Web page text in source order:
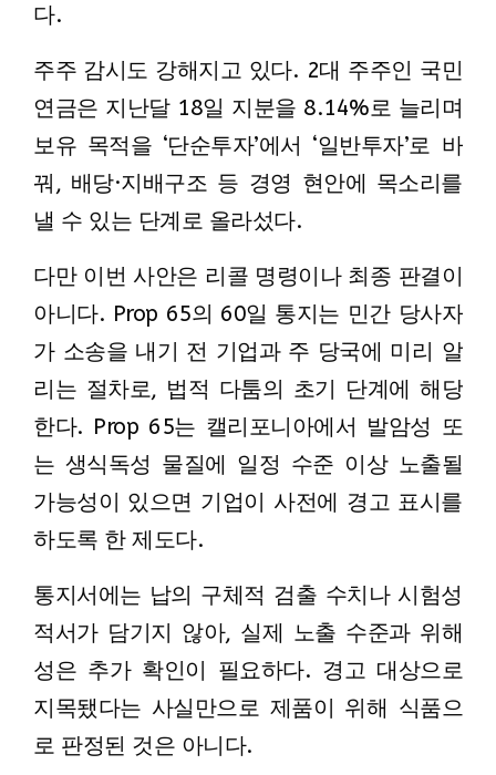
다.
주주 감시도 강해지고 있다. 2대 주주인 국민
연금은 지난달 18일 지분을 8.14%로 늘리며
보유 목적을 ‘단순투자’에서 ‘일반투자’로 바
꿔, 배당·지배구조 등 경영 현안에 목소리를
낼 수 있는 단계로 올라섰다.
다만 이번 사안은 리콜 명령이나 최종 판결이
아니다. Prop 65의 60일 통지는 민간 당사자
가 소송을 내기 전 기업과 주 당국에 미리 알
리는 절차로, 법적 다툼의 초기 단계에 해당
한다. Prop 65는 캘리포니아에서 발암성 또
는 생식독성 물질에 일정 수준 이상 노출될
가능성이 있으면 기업이 사전에 경고 표시를
하도록 한 제도다.
통지서에는 납의 구체적 검출 수치나 시험성
적서가 담기지 않아, 실제 노출 수준과 위해
성은 추가 확인이 필요하다. 경고 대상으로
지목됐다는 사실만으로 제품이 위해 식품으
로 판정된 것은 아니다.